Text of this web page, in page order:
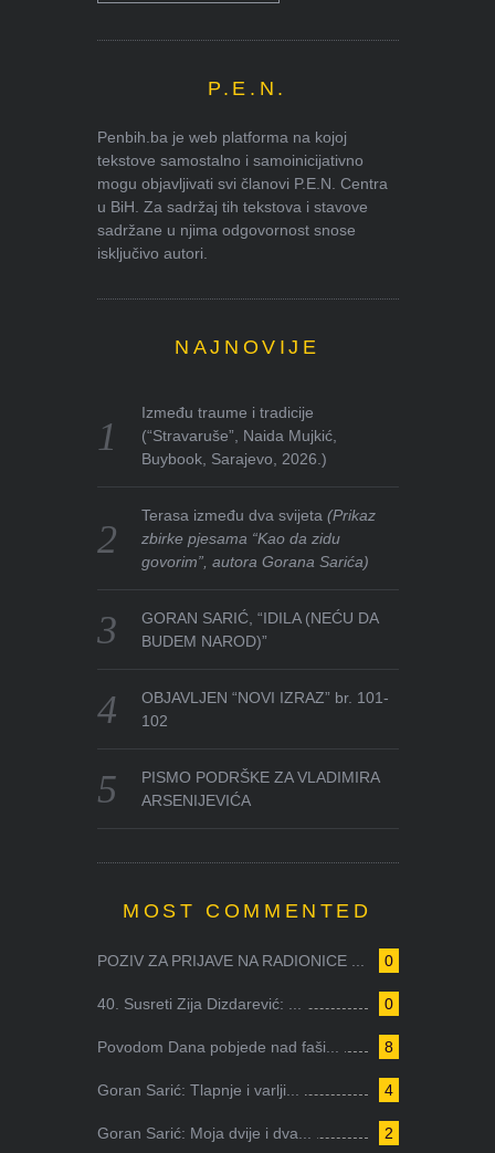
P.E.N.
Penbih.ba je web platforma na kojoj
tekstove samostalno i samoinicijativno
mogu objavljivati svi članovi P.E.N. Centra
u BiH. Za sadržaj tih tekstova i stavove
sadržane u njima odgovornost snose
isključivo autori.
NAJNOVIJE
Između traume i tradicije
(“Stravaruše”, Naida Mujkić,
Buybook, Sarajevo, 2026.)
Terasa između dva svijeta(Prikaz
zbirke pjesama “Kao da zidu
govorim”, autora Gorana Sarića)
GORAN SARIĆ, “IDILA (NEĆU DA
BUDEM NAROD)”
OBJAVLJEN “NOVI IZRAZ” br. 101-
102
PISMO PODRŠKE ZA VLADIMIRA
ARSENIJEVIĆA
MOST COMMENTED
0
POZIV ZA PRIJAVE NA RADIONICE ...
0
40. Susreti Zija Dizdarević: ...
8
Povodom Dana pobjede nad faši...
4
Goran Sarić: Tlapnje i varlji...
2
Goran Sarić: Moja dvije i dva...